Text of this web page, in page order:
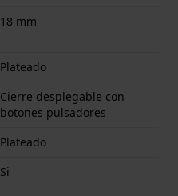
18 mm
Plateado
Cierre desplegable con
botones pulsadores
Plateado
Si